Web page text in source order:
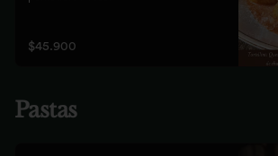
$45.900
Pastas